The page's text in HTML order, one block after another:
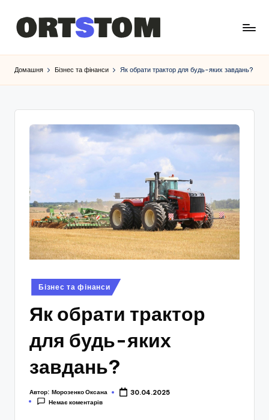
Домашня Бізнес та фінанси Як обрати трактор для будь-яких завдань?
Опубліковано
у
Бізнес та фінанси
Як обрати трактор
для будь-яких
завдань?
Автор: Морозенко Оксана
30.04.2025
Немає коментарів